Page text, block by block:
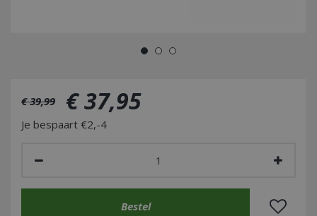
€ 39,99 €37,95
Je bespaart €2,-4